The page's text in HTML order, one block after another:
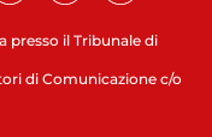
presso il Tribunale di
di Comunicazione c/o